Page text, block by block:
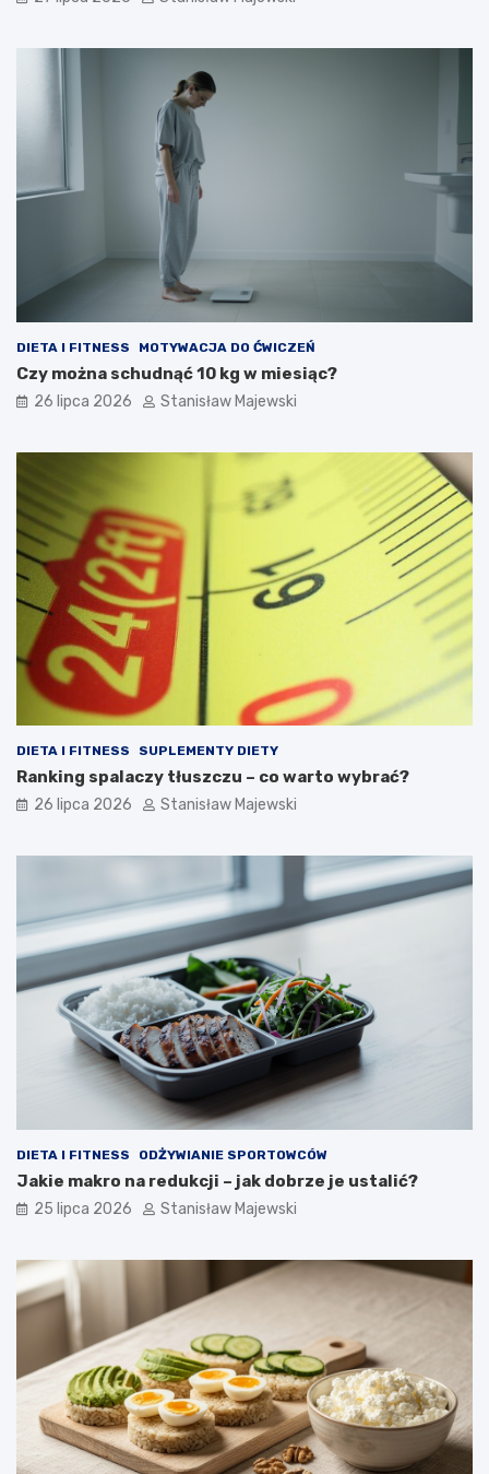
DIETA I FITNESS MOTYWACJA DO ĆWICZEŃ
Czy można schudnąć 10 kg w miesiąc?
26 lipca 2026 Stanisław Majewski
DIETA I FITNESS SUPLEMENTY DIETY
Ranking spalaczy tłuszczu – co warto wybrać?
26 lipca 2026 Stanisław Majewski
DIETA I FITNESS ODŻYWIANIE SPORTOWCÓW
Jakie makro na redukcji – jak dobrze je ustalić?
25 lipca 2026 Stanisław Majewski